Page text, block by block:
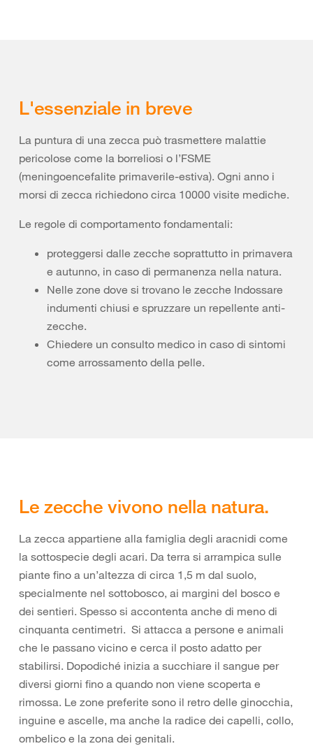
L'essenziale in breve
La puntura di una zecca può trasmettere malattie
pericolose come la borreliosi o l’FSME
(meningoencefalite primaverile-estiva). Ogni anno i
morsi di zecca richiedono circa 10000 visite mediche.
Le regole di comportamento fondamentali:
proteggersi dalle zecche soprattutto in primavera
e autunno, in caso di permanenza nella natura.
Nelle zone dove si trovano le zecche Indossare
indumenti chiusi e spruzzare un repellente anti-
zecche.
Chiedere un consulto medico in caso di sintomi
come arrossamento della pelle.
Le zecche vivono nella natura.
La zecca appartiene alla famiglia degli aracnidi come
la sottospecie degli acari. Da terra si arrampica sulle
piante fino a un’altezza di circa 1,5 m dal suolo,
specialmente nel sottobosco, ai margini del bosco e
dei sentieri. Spesso si accontenta anche di meno di
cinquanta centimetri. Si attacca a persone e animali
che le passano vicino e cerca il posto adatto per
stabilirsi. Dopodiché inizia a succhiare il sangue per
diversi giorni fino a quando non viene scoperta e
rimossa. Le zone preferite sono il retro delle ginocchia,
inguine e ascelle, ma anche la radice dei capelli, collo,
ombelico e la zona dei genitali.